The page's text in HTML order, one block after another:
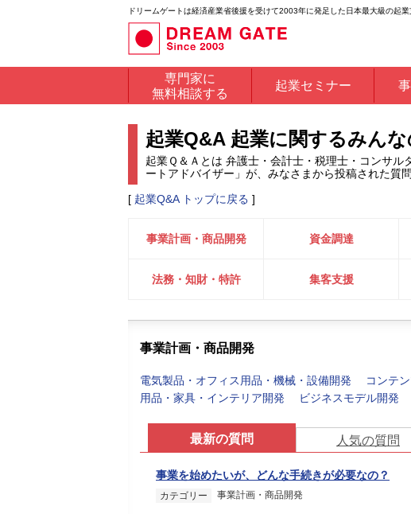
ドリームゲートは経済産業省後援を受けて2003年に発足した日本最大級の起
専門家に
無料相談する
起業セミナー
起業Q&A 起業に関するみん
起業Ｑ＆Ａとは 弁護士・会計士・税理士・コンサ
ートアドバイザー」が、みなさまから投稿された質
[ 起業Q&A トップに戻る ]
事業計画・商品開発 資金調達
法務・知財・特許 集客支援
事業計画・商品開発
電気製品・オフィス用品・機械・設備開発 コンテ
用品・家具・インテリア開発
ビジネスモデル開発
最新の質問 人気の質問
事業を始めたいが、どんな手続きが必要なの？
カテゴリー 事業計画・商品開発